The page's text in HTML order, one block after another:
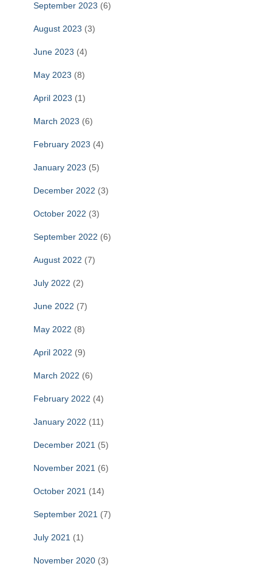
September 2023 (6)
August 2023 (3)
June 2023 (4)
May 2023 (8)
April 2023 (1)
March 2023 (6)
February 2023 (4)
January 2023 (5)
December 2022 (3)
October 2022 (3)
September 2022 (6)
August 2022 (7)
July 2022 (2)
June 2022 (7)
May 2022 (8)
April 2022 (9)
March 2022 (6)
February 2022 (4)
January 2022 (11)
December 2021 (5)
November 2021 (6)
October 2021 (14)
September 2021 (7)
July 2021 (1)
November 2020 (3)